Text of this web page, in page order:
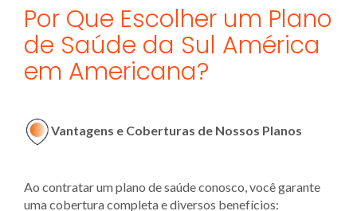
Por Que Escolher um Plano
de Saúde da Sul América
em Americana?
Vantagens e Coberturas de Nossos Planos
Ao contratar um plano de saúde conosco, você garante
uma cobertura completa e diversos benefícios: